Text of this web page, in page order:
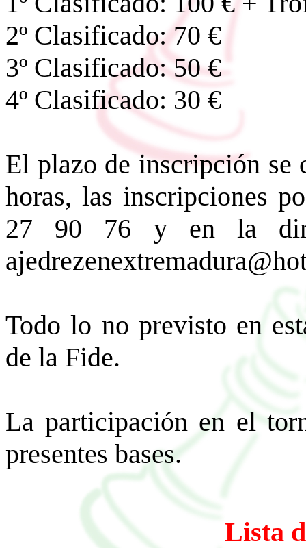
2º Clasificado: 70 €
3º Clasificado: 50 €
4º Clasificado: 30 €
El plazo de inscripción se
horas, las inscripciones
27 90 76 y en la
Todo lo no previsto en
de la Fide.
La participación en el
presentes bases.
Lista